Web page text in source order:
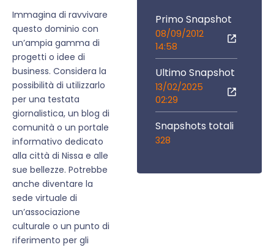
Immagina di ravvivare
questo dominio con
un’ampia gamma di
progetti o idee di
business. Considera la
possibilità di utilizzarlo
per una testata
giornalistica, un blog di
comunità o un portale
informativo dedicato
alla città di Nissa e alle
sue bellezze. Potrebbe
anche diventare la
sede virtuale di
un’associazione
culturale o un punto di
riferimento per gli
Primo Snapshot
08/09/2012
14:58
Ultimo Snapshot
13/02/2025
02:29
Snapshots totali
328